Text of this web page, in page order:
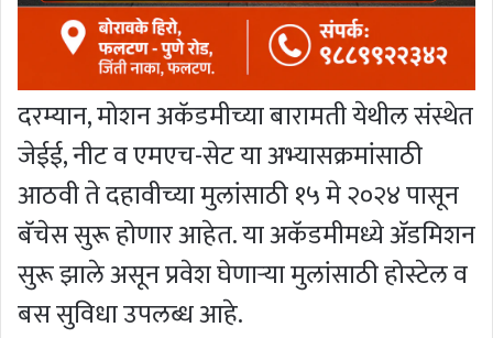
दरम्यान, मोशन अकॅडमीच्या बारामती येथील संस्थेत
जेईई, नीट व एमएच-सेट या अभ्यासक्रमांसाठी
आठवी ते दहावीच्या मुलांसाठी १५ मे २०२४ पासून
बॅचेस सुरू होणार आहेत. या अकॅडमीमध्ये अ‍ॅडमिशन
सुरू झाले असून प्रवेश घेणार्‍या मुलांसाठी होस्टेल व
बस सुविधा उपलब्ध आहे.